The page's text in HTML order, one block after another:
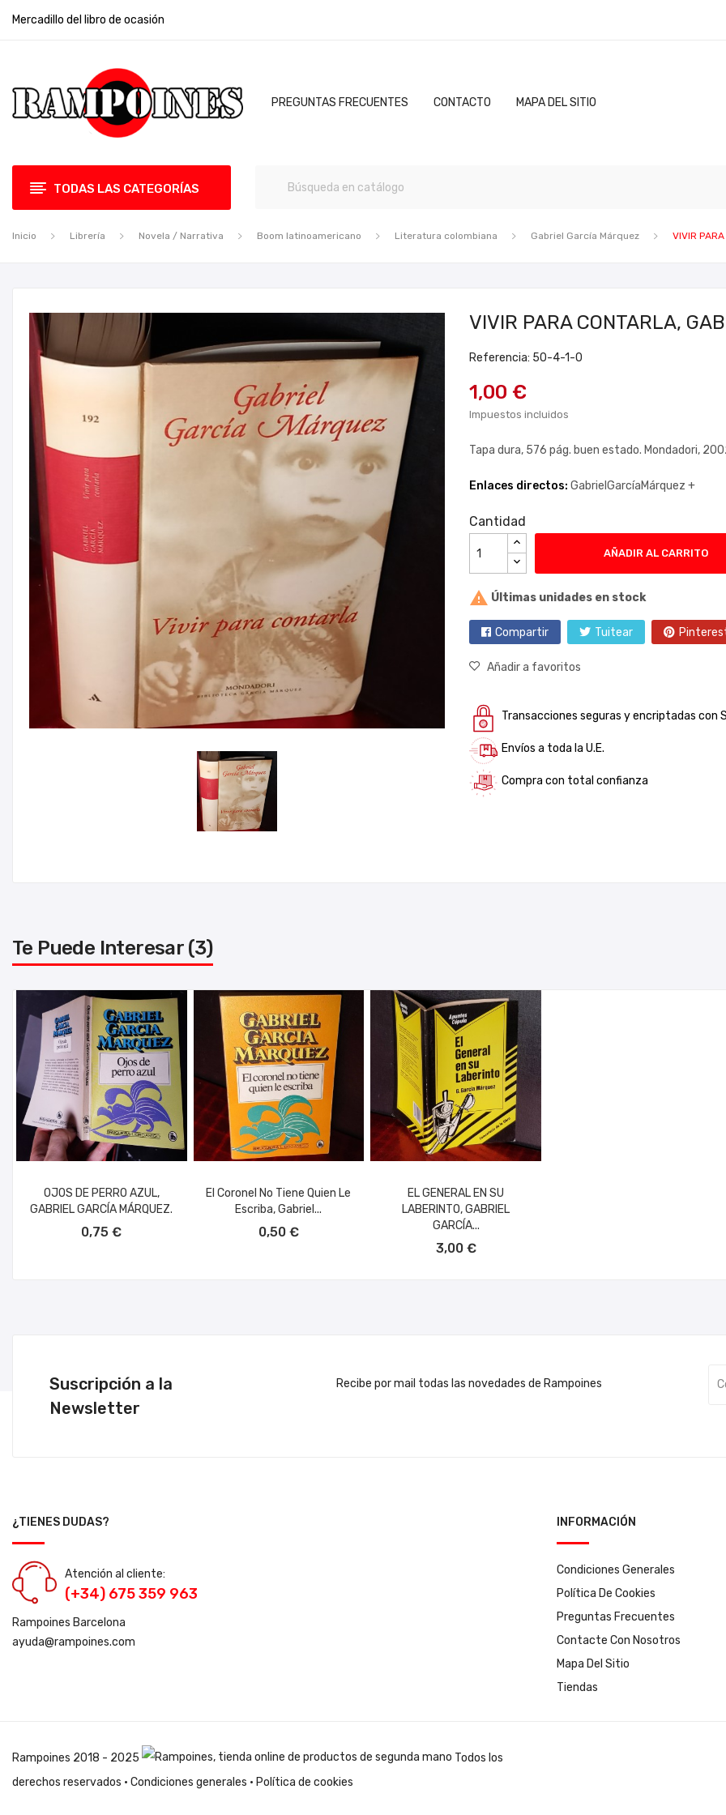
Mercadillo del libro de ocasión
PREGUNTAS FRECUENTES CONTACTO MAPA DEL SITIO
TODAS LAS CATEGORÍAS
Inicio Librería Novela / Narrativa Boom latinoamericano Literatura colombiana Gabriel García Márquez VIVIR
VIVIR PARA CONTARLA,
Referencia: 50-4-1-0
1,00 €
Impuestos incluidos
Tapa dura, 576 pág. buen estado. Mondadori,
Enlaces directos: GabrielGarcíaMárquez +
Cantidad
AÑADIR AL CARRITO
 Últimas unidades en stock
Compartir Tuitear
Añadir a favoritos
Transacciones seguras y encriptadas con
Envíos a toda la U.E.
Compra con total confianza
Te Puede Interesar (3)
OJOS DE PERRO AZUL,
GABRIEL GARCÍA MÁRQUEZ.
0,75 €
El Coronel No Tiene Quien Le
Escriba, Gabriel...
0,50 €
EL GENERAL EN SU
LABERINTO, GABRIEL
GARCÍA...
3,00 €
Suscripción a la
Newsletter
Recibe por mail todas las novedades de Rampoines
¿TIENES DUDAS?
Atención al cliente:
(+34) 675 359 963
Rampoines Barcelona
ayuda@rampoines.com
INFORMACIÓN
Condiciones Generales
Política De Cookies
Preguntas Frecuentes
Contacte Con Nosotros
Mapa Del Sitio
Tiendas
Rampoines 2018 - 2025
Todos los
derechos reservados · Condiciones generales · Política de cookies